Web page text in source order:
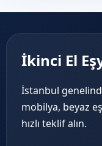
İkinci El
İstanbul
mobilya, beyaz
hızlı teklif alın.